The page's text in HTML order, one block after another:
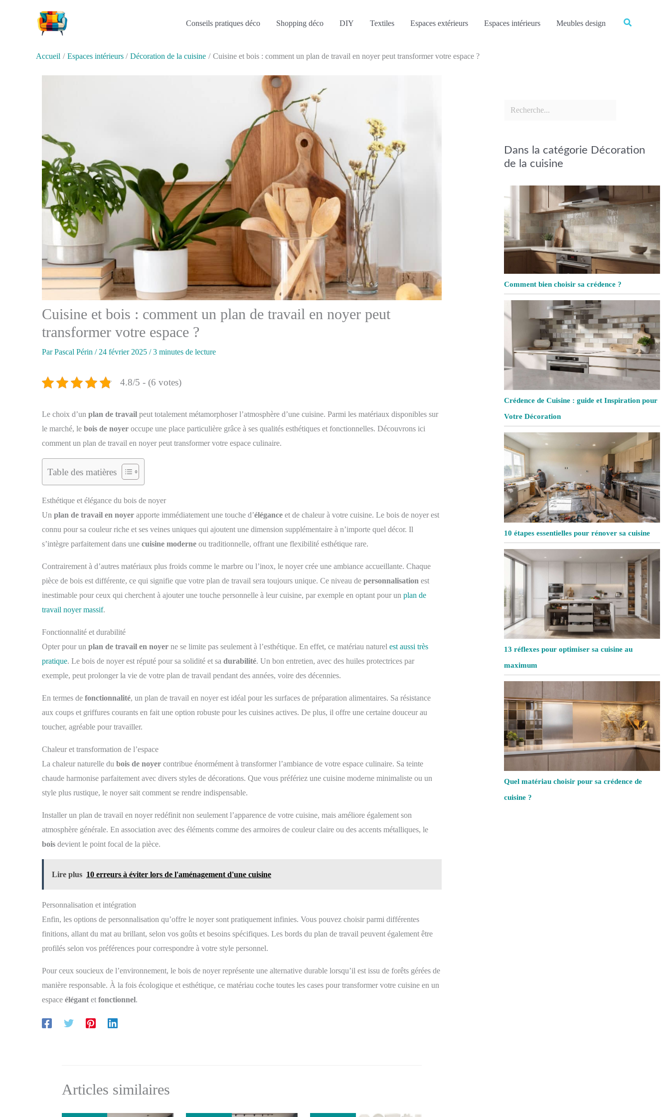
Conseils pratiques déco Shopping déco DIY Textiles Espaces extérieurs Espaces intérieurs Meubles design Rechercher
Accueil Espaces intérieurs Décoration de la cuisine Cuisine et bois : comment un plan de travail en noyer peut transformer votre espace ?
Cuisine et bois : comment un plan de travail en noyer peut
transformer votre espace ?
ParPascal Périn / 24 février 2025 /3 minutes de lecture
4.8/5 - (6 votes)
Le choix d’un plan de travail peut totalement métamorphoser l’atmosphère d’une cuisine. Parmi les matériaux disponibles sur
le marché, le bois de noyer occupe une place particulière grâce à ses qualités esthétiques et fonctionnelles. Découvrons ici
comment un plan de travail en noyer peut transformer votre espace culinaire.
Table des matières
Esthétique et élégance du bois de noyer
Un plan de travail en noyer apporte immédiatement une touche d’élégance et de chaleur à votre cuisine. Le bois de noyer est
connu pour sa couleur riche et ses veines uniques qui ajoutent une dimension supplémentaire à n’importe quel décor. Il
s’intègre parfaitement dans une cuisine moderne ou traditionnelle, offrant une flexibilité esthétique rare.
Contrairement à d’autres matériaux plus froids comme le marbre ou l’inox, le noyer crée une ambiance accueillante. Chaque
pièce de bois est différente, ce qui signifie que votre plan de travail sera toujours unique. Ce niveau de personnalisation est
inestimable pour ceux qui cherchent à ajouter une touche personnelle à leur cuisine, par exemple en optant pour un plan de
travail noyer massif.
Fonctionnalité et durabilité
Opter pour un plan de travail en noyer ne se limite pas seulement à l’esthétique. En effet, ce matériau naturel est aussi très
pratique. Le bois de noyer est réputé pour sa solidité et sa durabilité. Un bon entretien, avec des huiles protectrices par
exemple, peut prolonger la vie de votre plan de travail pendant des années, voire des décennies.
En termes de fonctionnalité, un plan de travail en noyer est idéal pour les surfaces de préparation alimentaires. Sa résistance
aux coups et griffures courants en fait une option robuste pour les cuisines actives. De plus, il offre une certaine douceur au
toucher, agréable pour travailler.
Chaleur et transformation de l’espace
La chaleur naturelle du bois de noyer contribue énormément à transformer l’ambiance de votre espace culinaire. Sa teinte
chaude harmonise parfaitement avec divers styles de décorations. Que vous préfériez une cuisine moderne minimaliste ou un
style plus rustique, le noyer sait comment se rendre indispensable.
Installer un plan de travail en noyer redéfinit non seulement l’apparence de votre cuisine, mais améliore également son
atmosphère générale. En association avec des éléments comme des armoires de couleur claire ou des accents métalliques, le
bois devient le point focal de la pièce.
Lire plus 10 erreurs à éviter lors de l'aménagement d'une cuisine
Personnalisation et intégration
Enfin, les options de personnalisation qu’offre le noyer sont pratiquement infinies. Vous pouvez choisir parmi différentes
finitions, allant du mat au brillant, selon vos goûts et besoins spécifiques. Les bords du plan de travail peuvent également être
profilés selon vos préférences pour correspondre à votre style personnel.
Pour ceux soucieux de l’environnement, le bois de noyer représente une alternative durable lorsqu’il est issu de forêts gérées de
manière responsable. À la fois écologique et esthétique, ce matériau coche toutes les cases pour transformer votre cuisine en un
espace élégant et fonctionnel.
Articles similaires
Dans la catégorie Décoration
de la cuisine
Comment bien choisir sa crédence ?
Crédence de Cuisine : guide et Inspiration pour
Votre Décoration
10 étapes essentielles pour rénover sa cuisine
13 réflexes pour optimiser sa cuisine au
maximum
Quel matériau choisir pour sa crédence de
cuisine ?